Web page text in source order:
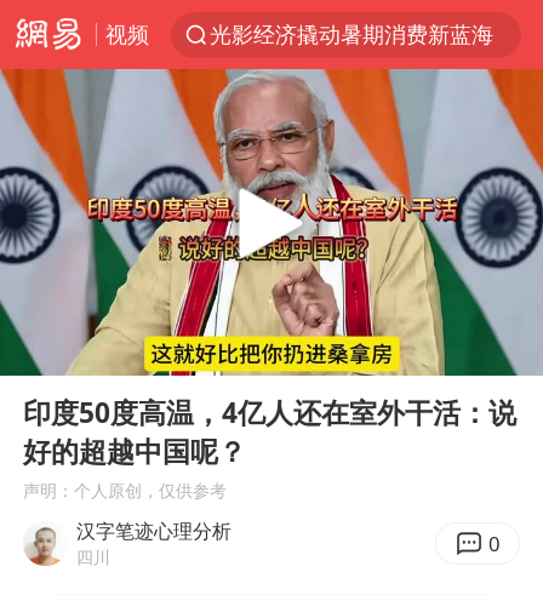
视频
光影经济撬动暑期消费新蓝海
“白海豚”最新位置公布
外国游客的“中国游三件套”火了
以军士兵把枪口对准中国记者
河南警方公开征集黑恶犯罪线索
辽宁省深化扫黑除恶专项斗争
方桃子代言广告视频已下架
WTT横滨冠军赛女单四强国乒占三席
浙江省发出今年第2号指挥长令
白海豚登陆前还将加强
Play
00:00
印度50度高温，4亿人还在室外干活：说
好的超越中国呢？
声明：个人原创，仅供参考
汉字笔迹心理分析
四川 0